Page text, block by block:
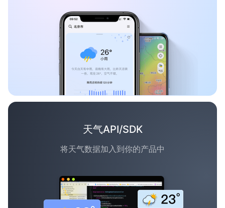
天气API/SDK
将天气数据加入到你的产品中